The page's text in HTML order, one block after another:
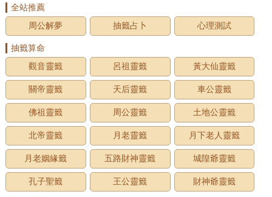
全站推薦
周公解夢
抽籤占卜 心理測試
抽籤算命
觀音靈籤
呂祖靈籤 黃大仙靈籤
關帝靈籤 天后靈籤 車公靈籤
佛祖靈籤 周公靈籤 土地公靈籤
北帝靈籤 月老靈籤 月下老人靈籤
月老姻緣籤 五路財神靈籤 城隍爺靈籤
孔子聖籤 王公靈籤 財神爺靈籤